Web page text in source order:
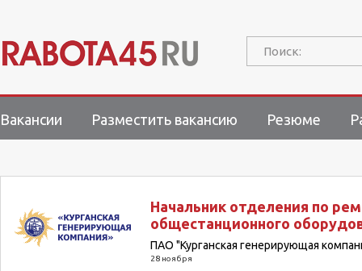
Поиск:
Вакансии Разместить вакансию Резюме
Начальник отделения по
общестанционного
ПАО "Курганская генерирующая
28 ноября